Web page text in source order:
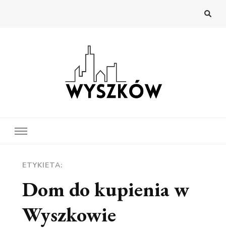
ETYKIETA:
Dom do kupienia w
Wyszkowie